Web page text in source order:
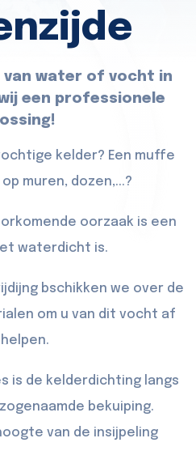
van water of vocht in
een professionele
kelder? Een muffe
muren, dozen,...?
oorzaak is een
waterdicht is.
bschikken we over de
om u van dit vocht af
is de kelderdichting langs
bekuiping.
van de insijpeling